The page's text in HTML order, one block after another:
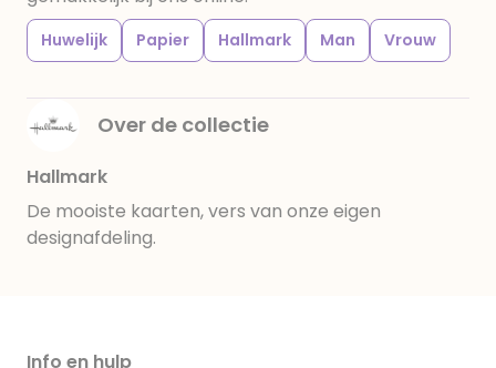
Huwelijk Papier Hallmark Man Vrouw
Over de collectie
Hallmark
De mooiste kaarten, vers van onze eigen
designafdeling.
Info en hulp